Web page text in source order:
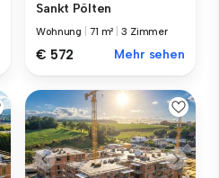
Sankt Pölten
Wohnung 71 m² |3 Zimmer
€ 572 Mehr sehen